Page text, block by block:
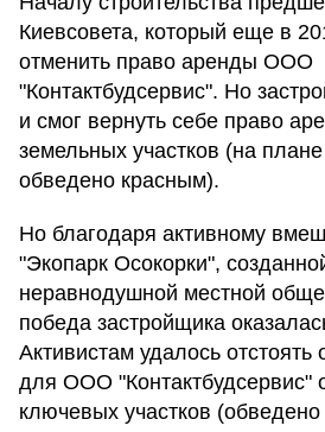
Киевсовета, который еще в
отменить право аренды ООО
"Контактбудсервис". Но
и смог вернуть себе право
земельных участков (на
обведено красным).
Но благодаря активному
"Экопарк Осокорки",
неравнодушной местной
победа застройщика
Активистам удалось
для ООО "Контактбудсервис"
ключевых участков